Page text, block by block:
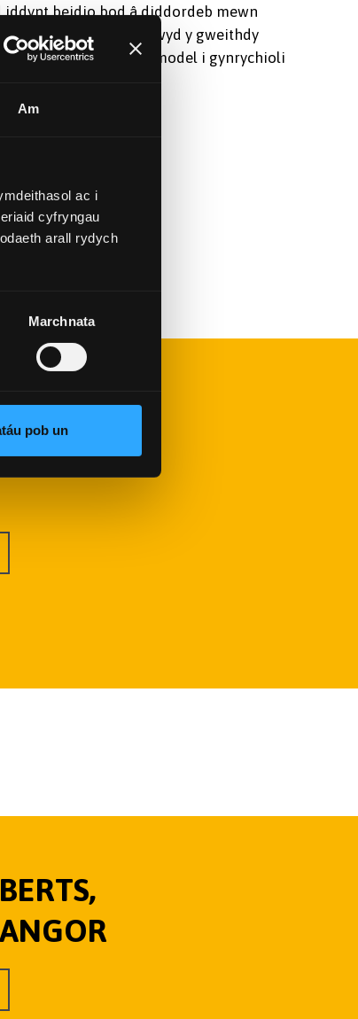
Am
ac i
cyfryngau
arall rydych
Marchnata
pob un
iddynt beidio bod â diddordeb mewn
cynaliadwyedd. Agorwyd y gweithdy
ran i wneud model i gynrychioli